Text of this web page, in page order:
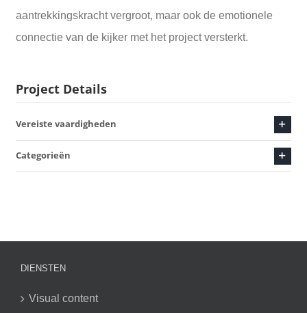
aantrekkingskracht vergroot, maar ook de emotionele
connectie van de kijker met het project versterkt.
Project Details
Vereiste vaardigheden
Categorieën
DIENSTEN
Visual content